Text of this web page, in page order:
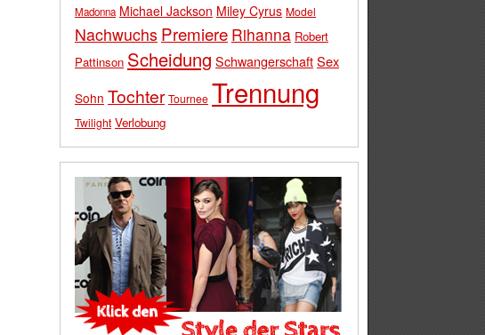
Madonna Michael Jackson Miley Cyrus Model
Nachwuchs Premiere Rihanna Robert
Pattinson Scheidung SchwangerschaftSex
Sohn Tochter Tournee Trennung
Twilight Verlobung